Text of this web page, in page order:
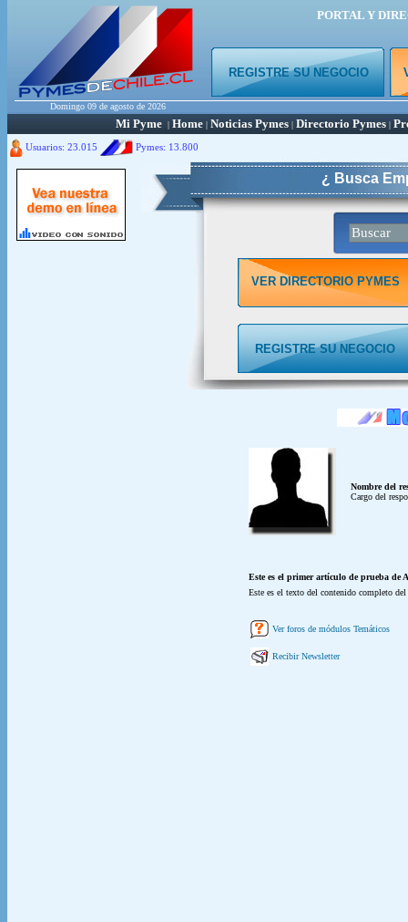
PORTAL Y
REGISTRE SU NEGOCIO
Domingo 09 de agosto de 2026
Mi Pyme | Home | Noticias Pymes | Directorio Pymes |
Usuarios: 23.015 Pymes: 13.800
¿ Busca
VER DIRECTORIO PYMES
REGISTRE SU NEGOCIO
Nombre del
Cargo del
Este es el primer artículo de prueba de
Este es el texto del contenido completo
Ver foros de módulos Temáticos
Recibir Newsletter